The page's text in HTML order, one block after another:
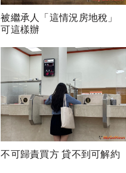
被繼承人「這情況房地稅」
可這樣辦
不可歸責買方 貸不到可解約